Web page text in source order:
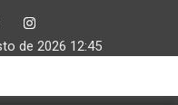
de 2026 12:45